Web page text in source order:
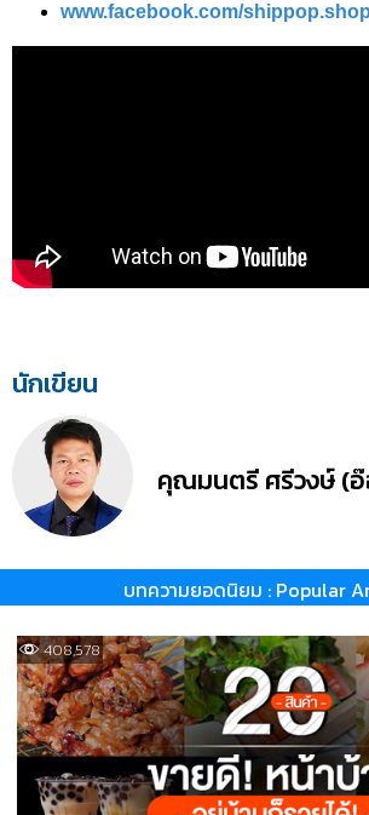
www.facebook.com/shippop.shop
นักเขียน
คุณมนตรี ศรีวงษ์ (
บทความยอดนิยม : Popular
408,578